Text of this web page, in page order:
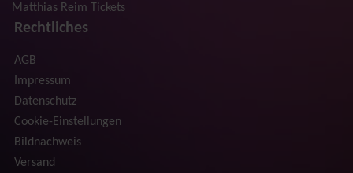
Matthias Reim Tickets
Rechtliches
AGB
Impressum
Datenschutz
Cookie-Einstellungen
Bildnachweis
Versand